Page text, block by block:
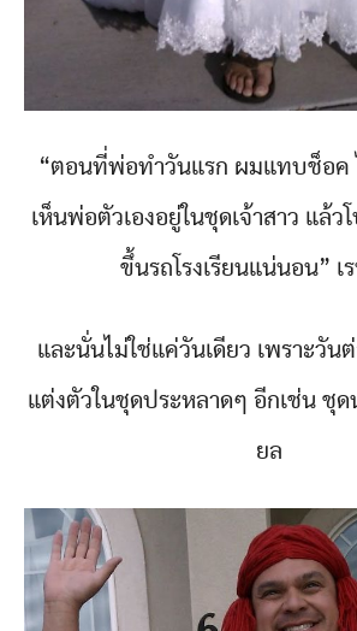
“ตอนที่พ่อทำวันแรก ผมแทบช็อค
เห็นพ่อตัวเองอยู่ในชุดเจ้าสาว แล้
ขึ้นรถโรงเรียนแน่นอน” เ
และนั่นไม่ใช่แค่วันเดียว เพราะวั
แต่งตัวในชุดประหลาดๆ อีกเช่น ชุด
ยล